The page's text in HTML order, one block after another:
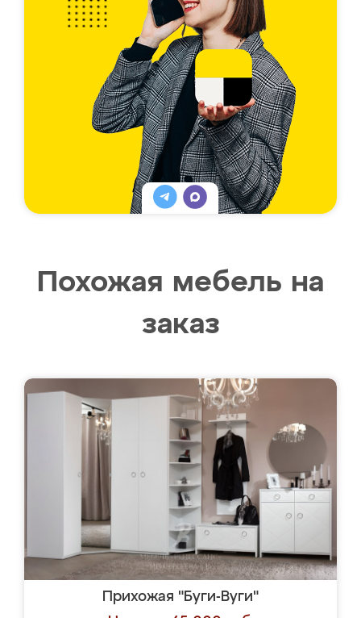
Похожая мебель на
заказ
Прихожая "Буги-Вуги"